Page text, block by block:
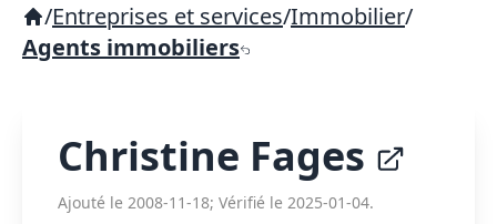
/Entreprises et services/Immobilier/
Agents immobiliers
Christine Fages
Ajouté le 2008-11-18; Vérifié le 2025-01-04.